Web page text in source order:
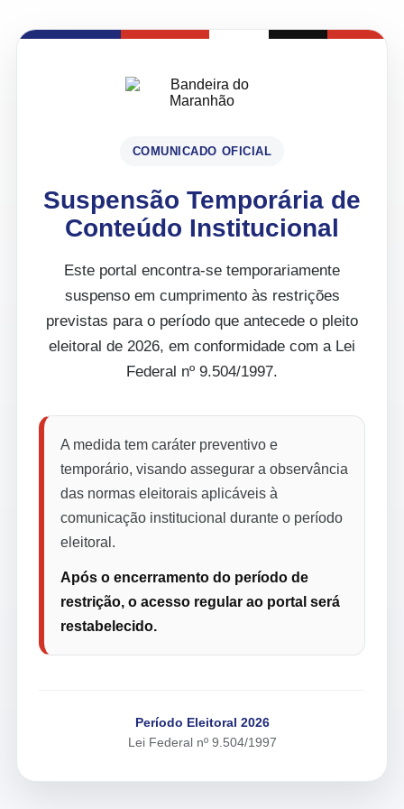
COMUNICADO OFICIAL
Suspensão Temporária de
Conteúdo Institucional
Este portal encontra-se temporariamente
suspenso em cumprimento às restrições
previstas para o período que antecede o pleito
eleitoral de 2026, em conformidade com a Lei
Federal nº 9.504/1997.
A medida tem caráter preventivo e
temporário, visando assegurar a observância
das normas eleitorais aplicáveis à
comunicação institucional durante o período
eleitoral.
Após o encerramento do período de
restrição, o acesso regular ao portal será
restabelecido.
Período Eleitoral 2026
Lei Federal nº 9.504/1997